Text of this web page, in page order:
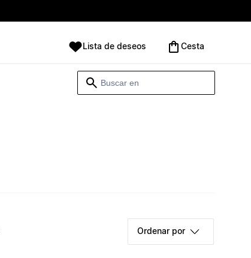
Lista de deseos Cesta
Ordenar por